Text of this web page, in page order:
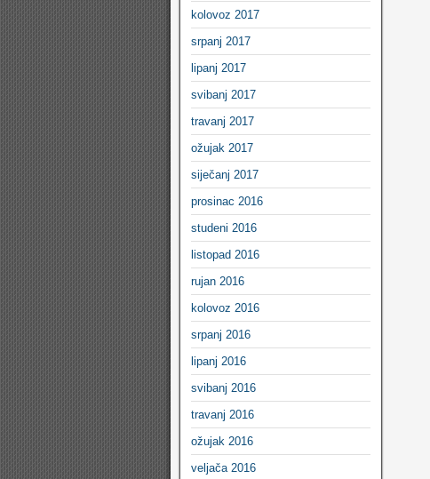
kolovoz 2017
srpanj 2017
lipanj 2017
svibanj 2017
travanj 2017
ožujak 2017
siječanj 2017
prosinac 2016
studeni 2016
listopad 2016
rujan 2016
kolovoz 2016
srpanj 2016
lipanj 2016
svibanj 2016
travanj 2016
ožujak 2016
veljača 2016